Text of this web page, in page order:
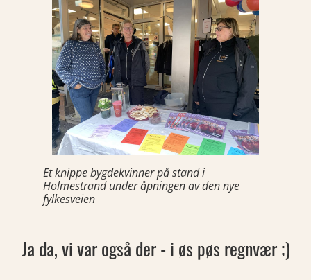
Et knippe bygdekvinner på stand i
Holmestrand under åpningen av den nye
fylkesveien
Ja da, vi var også der - i øs pøs regnvær ;)